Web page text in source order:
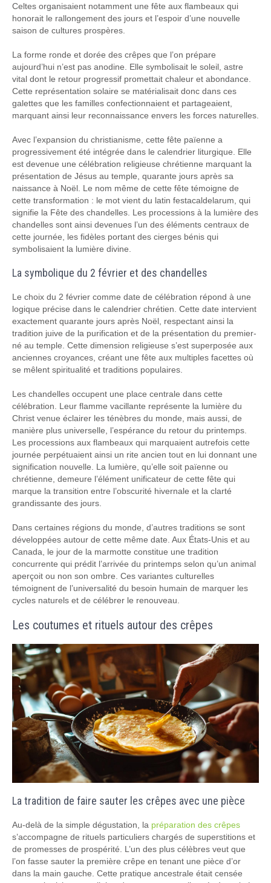
Celtes organisaient notamment une fête aux flambeaux qui
honorait le rallongement des jours et l’espoir d’une nouvelle
saison de cultures prospères.
La forme ronde et dorée des crêpes que l’on prépare
aujourd’hui n’est pas anodine. Elle symbolisait le soleil, astre
vital dont le retour progressif promettait chaleur et abondance.
Cette représentation solaire se matérialisait donc dans ces
galettes que les familles confectionnaient et partageaient,
marquant ainsi leur reconnaissance envers les forces naturelles.
Avec l’expansion du christianisme, cette fête païenne a
progressivement été intégrée dans le calendrier liturgique. Elle
est devenue une célébration religieuse chrétienne marquant la
présentation de Jésus au temple, quarante jours après sa
naissance à Noël. Le nom même de cette fête témoigne de
cette transformation : le mot vient du latin festacaldelarum, qui
signifie la Fête des chandelles. Les processions à la lumière des
chandelles sont ainsi devenues l’un des éléments centraux de
cette journée, les fidèles portant des cierges bénis qui
symbolisaient la lumière divine.
La symbolique du 2 février et des chandelles
Le choix du 2 février comme date de célébration répond à une
logique précise dans le calendrier chrétien. Cette date intervient
exactement quarante jours après Noël, respectant ainsi la
tradition juive de la purification et de la présentation du premier-
né au temple. Cette dimension religieuse s’est superposée aux
anciennes croyances, créant une fête aux multiples facettes où
se mêlent spiritualité et traditions populaires.
Les chandelles occupent une place centrale dans cette
célébration. Leur flamme vacillante représente la lumière du
Christ venue éclairer les ténèbres du monde, mais aussi, de
manière plus universelle, l’espérance du retour du printemps.
Les processions aux flambeaux qui marquaient autrefois cette
journée perpétuaient ainsi un rite ancien tout en lui donnant une
signification nouvelle. La lumière, qu’elle soit païenne ou
chrétienne, demeure l’élément unificateur de cette fête qui
marque la transition entre l’obscurité hivernale et la clarté
grandissante des jours.
Dans certaines régions du monde, d’autres traditions se sont
développées autour de cette même date. Aux États-Unis et au
Canada, le jour de la marmotte constitue une tradition
concurrente qui prédit l’arrivée du printemps selon qu’un animal
aperçoit ou non son ombre. Ces variantes culturelles
témoignent de l’universalité du besoin humain de marquer les
cycles naturels et de célébrer le renouveau.
Les coutumes et rituels autour des crêpes
La tradition de faire sauter les crêpes avec une pièce
Au-delà de la simple dégustation, la préparation des crêpes
s’accompagne de rituels particuliers chargés de superstitions et
de promesses de prospérité. L’un des plus célèbres veut que
l’on fasse sauter la première crêpe en tenant une pièce d’or
dans la main gauche. Cette pratique ancestrale était censée